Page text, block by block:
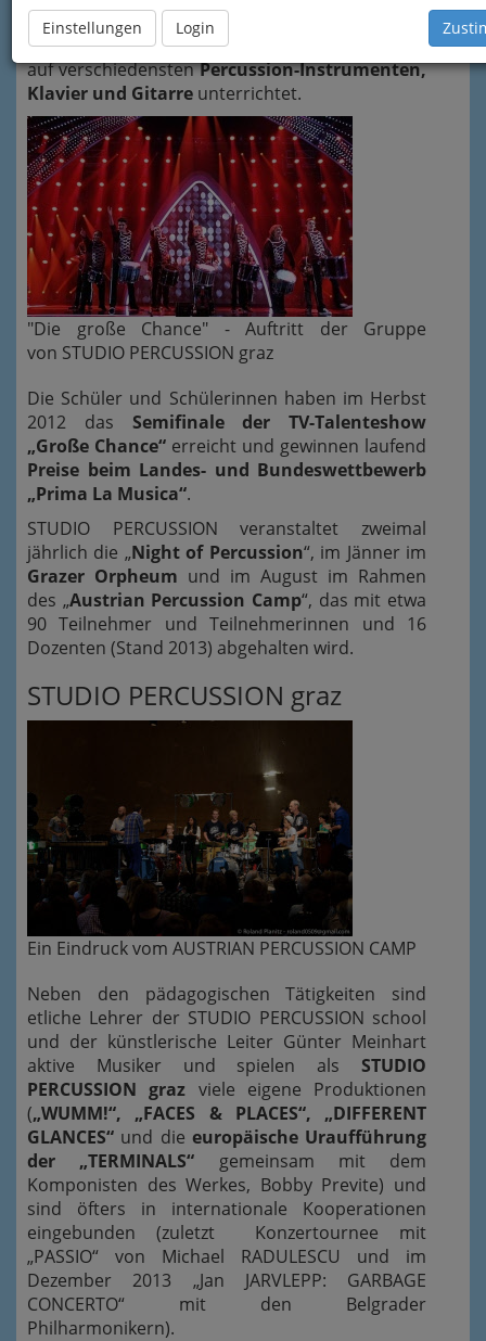
Einstellungen Login
Im Schuljahr 2012/13 haben 14 Lehrer und
Lehrerinnen 120-130 Schüler und Schülerinnen
auf verschiedenstenPercussion-Instrumenten,
Klavier und Gitarre unterrichtet.
"Die große Chance" - Auftritt der Gruppe
von STUDIO PERCUSSION graz
Die Schüler und Schülerinnen haben im Herbst
2012 das Semifinale der TV-Talenteshow
„Große Chance“ erreicht und gewinnen laufend
Preise beim Landes- und Bundeswettbewerb
„Prima La Musica“.
STUDIO PERCUSSION veranstaltet zweimal
jährlich die „Night of Percussion“, im Jänner im
Grazer Orpheum und im August im Rahmen
des „Austrian Percussion Camp“, das mit etwa
90 Teilnehmer und Teilnehmerinnen und 16
Dozenten (Stand 2013) abgehalten wird.
STUDIO PERCUSSION graz
Ein Eindruck vom AUSTRIAN PERCUSSION CAMP
Neben den pädagogischen Tätigkeiten sind
etliche Lehrer der STUDIO PERCUSSION school
und der künstlerische Leiter Günter Meinhart
aktive Musiker und spielen als STUDIO
PERCUSSION graz viele eigene Produktionen
(„WUMM!“, „FACES & PLACES“, „DIFFERENT
GLANCES“ und die europäische Uraufführung
der „TERMINALS“ gemeinsam mit dem
Komponisten des Werkes, Bobby Previte) und
sind öfters in internationale Kooperationen
eingebunden (zuletzt Konzertournee mit
„PASSIO“ von Michael RADULESCU und im
Dezember 2013 „Jan JARVLEPP: GARBAGE
CONCERTO“ mit den Belgrader
Philharmonikern).